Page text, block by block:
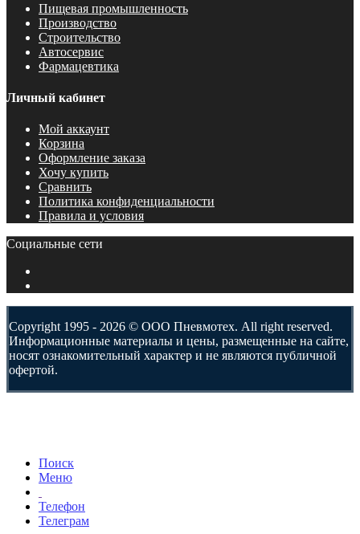
Пищевая промышленность
Производство
Строительство
Автосервис
Фармацевтика
Личный кабинет
Мой аккаунт
Корзина
Оформление заказа
Хочу купить
Сравнить
Политика конфиденциальности
Правила и условия
Социальные сети
Copyright 1995 - 2026 © ООО Пневмотех. All right reserved.
Информационные материалы и цены, размещенные на сайте,
носят ознакомительный характер и не являются публичной
офертой.
Поиск
Меню
Телефон
Телеграм